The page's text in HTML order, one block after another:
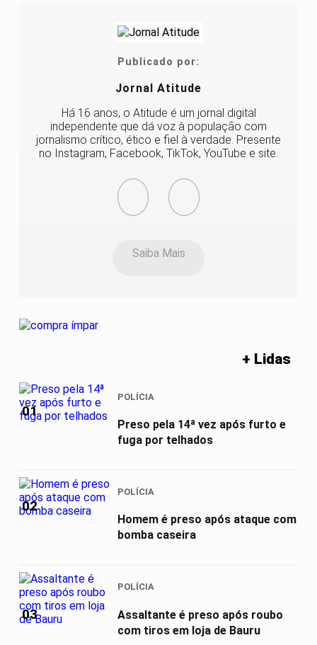
Publicado por:
Jornal Atitude
Há 16 anos, o Atitude é um jornal digital
independente que dá voz à população com
jornalismo crítico, ético e fiel à verdade. Presente
no Instagram, Facebook, TikTok, YouTube e site.
Saiba Mais
+ Lidas
01
POLÍCIA
Preso pela 14ª vez após furto e
fuga por telhados
02
POLÍCIA
Homem é preso após ataque com
bomba caseira
03
POLÍCIA
Assaltante é preso após roubo
com tiros em loja de Bauru